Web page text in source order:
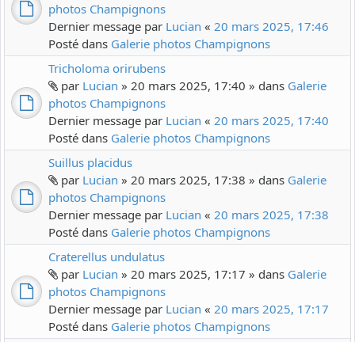
photos Champignons
Dernier message par Lucian « 20 mars 2025, 17:46
Posté dans Galerie photos Champignons
Tricholoma orirubens
par Lucian » 20 mars 2025, 17:40 » dans Galerie
photos Champignons
Dernier message par Lucian « 20 mars 2025, 17:40
Posté dans Galerie photos Champignons
Suillus placidus
par Lucian » 20 mars 2025, 17:38 » dans Galerie
photos Champignons
Dernier message par Lucian « 20 mars 2025, 17:38
Posté dans Galerie photos Champignons
Craterellus undulatus
par Lucian » 20 mars 2025, 17:17 » dans Galerie
photos Champignons
Dernier message par Lucian « 20 mars 2025, 17:17
Posté dans Galerie photos Champignons